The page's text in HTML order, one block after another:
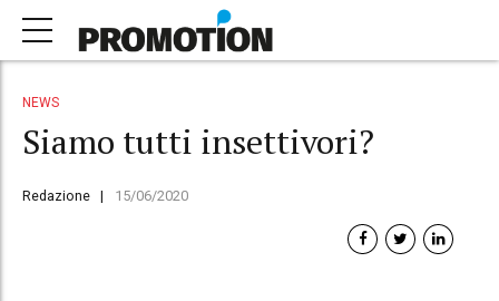
NEWS
Siamo tutti insettivori?
Redazione 15/06/2020